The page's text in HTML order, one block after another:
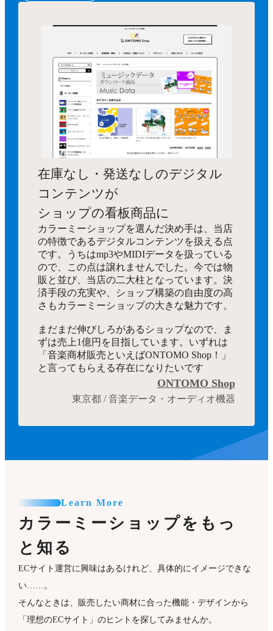
在庫なし・発送なしのデジタル
コンテンツが
ショップの看板商品に
カラーミーショップを選んだ決め手は、当店
の特徴であるデジタルコンテンツを扱える点
です。うちはmp3やMIDIデータを扱っている
ので、この点は譲れませんでした。今では物
販と並び、当店の二大柱となっています。決
済手段の充実や、ショップ構築の自由度の高
さもカラーミーショップの大きな魅力です。
まだまだ伸びしろがあるショップなので、ま
ずは売上1億円を目指しています。いずれは
「音楽商材販売といえばONTOMO Shop！」
と言ってもらえる存在になりたいです
ONTOMO Shop
東京都 / 音楽データ・オーディオ機器
Learn More
カラーミーショップをもっ
と知る
ECサイト運営に興味はあるけれど、具体的にイメージできな
い……。
そんなときは、販売したい商材に合った機能・デザインから
「理想のECサイト」のヒントを探してみませんか。